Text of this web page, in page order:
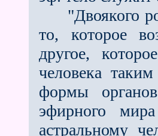
"Двоякого
то, которое
другое,
человека
формы
эфирного
астральному